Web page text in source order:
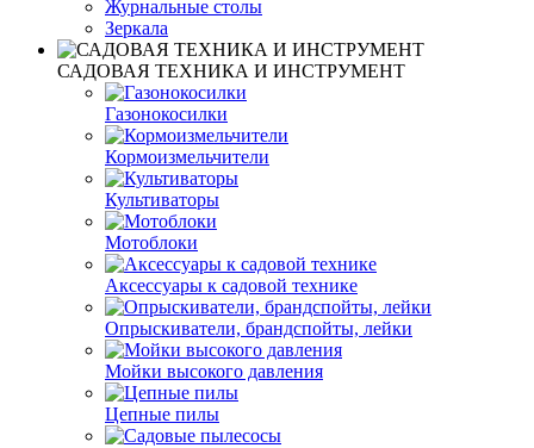
Журнальные столы
Зеркала
САДОВАЯ ТЕХНИКА И ИНСТРУМЕНТ
Газонокосилки
Кормоизмельчители
Культиваторы
Мотоблоки
Аксессуары к садовой технике
Опрыскиватели, брандспойты, лейки
Мойки высокого давления
Цепные пилы